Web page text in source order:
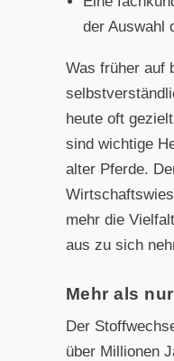
der Auswahl
Was früher auf
heute oft
sind wichtige
alter Pferde.
mehr die
aus zu sich
Mehr als
Der
über Millionen